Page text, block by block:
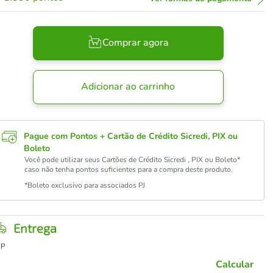
Comprar agora
Adicionar ao carrinho
Pague com Pontos + Cartão de Crédito Sicredi, PIX ou
Boleto
Você pode utilizar seus Cartões de Crédito Sicredi , PIX ou Boleto*
caso não tenha pontos suficientes para a compra deste produto.
*Boleto exclusivo para associados PJ
Entrega
Calcular